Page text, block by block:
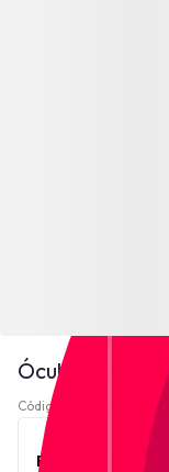
Óculos de
Código 221332-
Este produto